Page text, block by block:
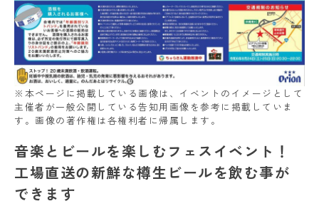
※本ページに掲載している画像は、イベントのイメージとして
主催者が一般公開している告知用画像を参考に掲載していま
す。画像の著作権は各権利者に帰属します。
音楽とビールを楽しむフェスイベント！
工場直送の新鮮な樽生ビールを飲む事が
できます